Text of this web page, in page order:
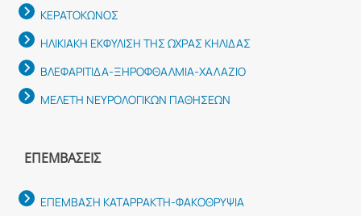
ΚΕΡΑΤΟΚΩΝΟΣ
ΗΛΙΚΙΑΚΗ ΕΚΦΥΛΙΣΗ ΤΗΣ ΩΧΡΑΣ ΚΗΛΙΔΑΣ
ΒΛΕΦΑΡΙΤΙΔΑ-ΞΗΡΟΦΘΑΛΜΙΑ-ΧΑΛΑΖΙΟ
ΜΕΛΕΤΗ ΝΕΥΡΟΛΟΓΙΚΩΝ ΠΑΘΗΣΕΩΝ
ΕΠΕΜΒΆΣΕΙΣ
ΕΠΕΜΒΑΣΗ ΚΑΤΑΡΡΑΚΤΗ-ΦΑΚΟΘΡΥΨΙΑ